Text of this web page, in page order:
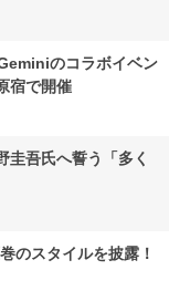
のコラボイベン
宿で開催
圭吾氏へ誓う「多く
のスタイルを披露！